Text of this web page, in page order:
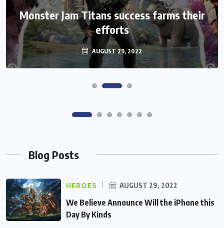
We Believe Announce Will the iPhone
this Day By Kinds Game Play History
AUGUST 29, 2022
Blog Posts
HEROES AUGUST 29, 2022
We Believe Announce Will the iPhone this
Day By Kinds